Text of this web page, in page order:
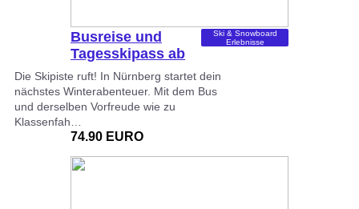
Busreise und
Tagesskipass ab
Nürnberg
Ski & Snowboard
Erlebnisse
Die Skipiste ruft! In Nürnberg startet dein
nächstes Winterabenteuer. Mit dem Bus
und derselben Vorfreude wie zu
Klassenfah…
74.90 EURO